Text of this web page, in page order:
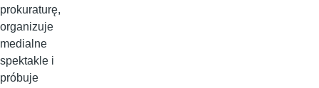
prokuraturę,
organizuje
medialne
spektakle i
próbuje